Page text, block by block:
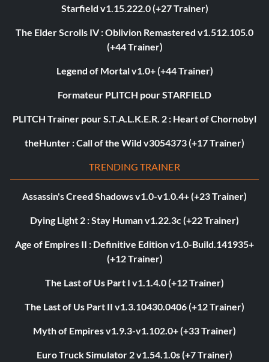
Starfield v1.15.222.0 (+27 Trainer)
The Elder Scrolls IV : Oblivion Remastered v1.512.105.0
(+44 Trainer)
Legend of Mortal v1.0+ (+44 Trainer)
Formateur PLITCH pour STARFIELD
PLITCH Trainer pour S.T.A.L.K.E.R. 2 : Heart of Chornobyl
theHunter : Call of the Wild v3054373 (+17 Trainer)
TRENDING TRAINER
Assassin's Creed Shadows v1.0-v1.0.4+ (+23 Trainer)
Dying Light 2 : Stay Human v1.22.3c (+22 Trainer)
Age of Empires II : Definitive Edition v1.0-Build.141935+
(+12 Trainer)
The Last of Us Part I v1.1.4.0 (+12 Trainer)
The Last of Us Part II v1.3.10430.0406 (+12 Trainer)
Myth of Empires v1.9.3-v1.102.0+ (+33 Trainer)
Euro Truck Simulator 2 v1.54.1.0s (+7 Trainer)